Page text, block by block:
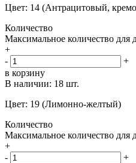
Цвет: 14 (Антрацитовый,
Количество
Максимальное количество для
+
-
+
в корзину
В наличии: 18 шт.
Цвет: 19 (Лимонно-желтый)
Количество
Максимальное количество для
+
-
+